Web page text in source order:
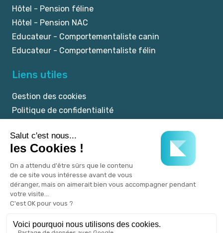
Hôtel - Pension féline
Hôtel - Pension NAC
Educateur - Comportementaliste canin
Educateur - Comportementaliste félin
Liens utiles
Gestion des cookies
Politique de confidentialité
CGU
Un service Kookie.pet.